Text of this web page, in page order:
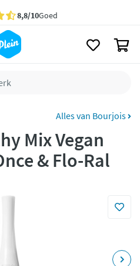
vanaf 35,- *
maandag
retourneren
Klarna
Alles van Bourjois
Mix Vegan
& Flo-Ral